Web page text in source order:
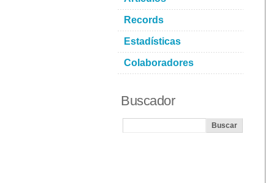
Records
Estadísticas
Colaboradores
Buscador